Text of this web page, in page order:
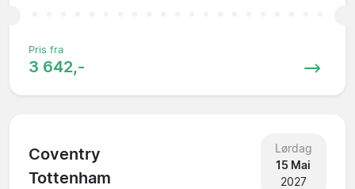
Pris fra
3 642,-
Coventry
Tottenham
Lørdag
15 Mai
2027